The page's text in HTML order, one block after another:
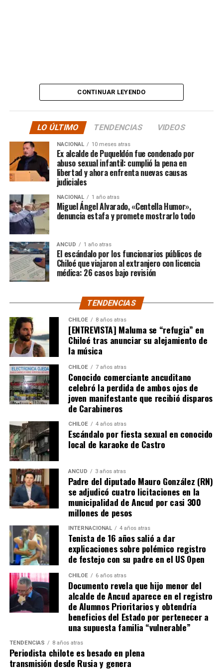
tele y donde sea para
hacer justicia.”
quienes lo han acompañado desde que compartió lo
ocurrido:
“Gracias a todos por el
apoyo!!!!”
Por el momento, las personas aludidas no han emitido
declaraciones públicas. La historia, según Centella,
recién comienza y, el mencionado posteo, ha generado
comentarios de todo tipo, en su gran mayoría, a favor
del humorista de Punta Arenas.
CONTINUAR LEYENDO
LO ÚLTIMO TENDENCIAS VIDEOS
NACIONAL 10 meses atras
Ex alcalde de Puqueldón fue condenado por
abuso sexual infantil: cumplió la pena en
libertad y ahora enfrenta nuevas causas
judiciales
NACIONAL 1 año atras
Miguel Ángel Alvarado, «Centella Humor»,
denuncia estafa y promete mostrarlo todo
ANCUD 1 año atras
El escándalo por los funcionarios públicos de
Chiloé que viajaron al extranjero con licencia
médica: 26 casos bajo revisión
TENDENCIAS
CHILOE 8 años atras
[ENTREVISTA] Maluma se “refugia” en
Chiloé tras anunciar su alejamiento de
la música
CHILOE 7 años atras
Conocido comerciante ancuditano
celebró la perdida de ambos ojos de
joven manifestante que recibió disparos
de Carabineros
CHILOE 4 años atras
Escándalo por fiesta sexual en conocido
local de karaoke de Castro
ANCUD 3 años atras
Padre del diputado Mauro González (RN)
se adjudicó cuatro licitaciones en la
municipalidad de Ancud por casi 300
millones de pesos
INTERNACIONAL 4 años atras
Tenista de 16 años salió a dar
explicaciones sobre polémico registro
de festejo con su padre en el US Open
CHILOE 6 años atras
Documento revela que hijo menor del
alcalde de Ancud aparece en el registro
de Alumnos Prioritarios y obtendría
beneficios del Estado por pertenecer a
una supuesta familia “vulnerable”
TENDENCIAS 8 años atras
Periodista chilote es besado en plena
transmisión desde Rusia y genera